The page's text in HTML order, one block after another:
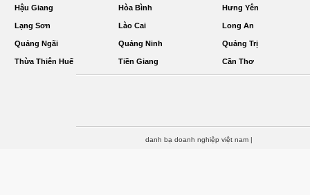
Hậu Giang Hòa Bình Hưng Yên
Lạng Sơn Lào Cai Long An
Quảng Ngãi Quảng Ninh Quảng Trị
Thừa Thiên Huế Tiền Giang Cần Thơ
danh bạ doanh nghiệp việt nam |